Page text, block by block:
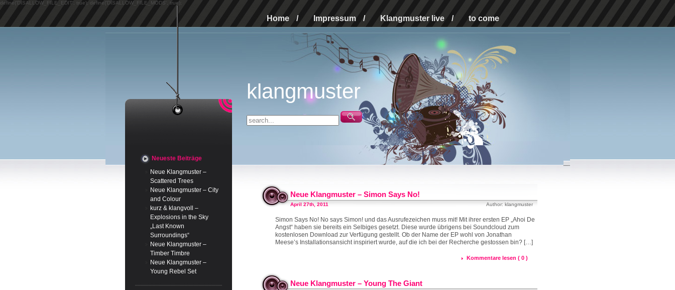
define('DISALLOW_FILE_EDIT', true); define('DISALLOW_FILE_MODS', true);
Home / Impressum / Klangmuster live / to come
klangmuster
Neueste Beiträge
Neue Klangmuster –
Scattered Trees
Neue Klangmuster – City
and Colour
kurz & klangvoll –
Explosions in the Sky
„Last Known
Surroundings“
Neue Klangmuster –
Timber Timbre
Neue Klangmuster –
Young Rebel Set
Neue Klangmuster – Simon Says No!
April 27th, 2011 Author: klangmuster
Simon Says No! No says Simon! und das Ausrufezeichen muss mit! Mit ihrer ersten EP „Ahoi De
Angst“ haben sie bereits ein Selbiges gesetzt. Diese wurde übrigens bei Soundcloud zum
kostenlosen Download zur Verfügung gestellt. Ob der Name der EP wohl von Jonathan
Meese’s Installationsansicht inspiriert wurde, auf die ich bei der Recherche gestossen bin? […]
Kommentare lesen ( 0 )
Neue Klangmuster – Young The Giant